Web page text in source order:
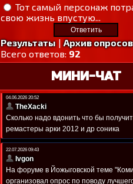
Тот самый персонаж
свою жизнь впустую...
Результаты|Архив опросов
Всего ответов: 92
МИНИ-ЧАТ